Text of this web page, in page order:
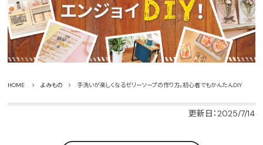
HOME よみもの 手洗いが楽しくなるゼリーソープの作り方。初心者でもかんたんDIY
更新日：2025/7/14